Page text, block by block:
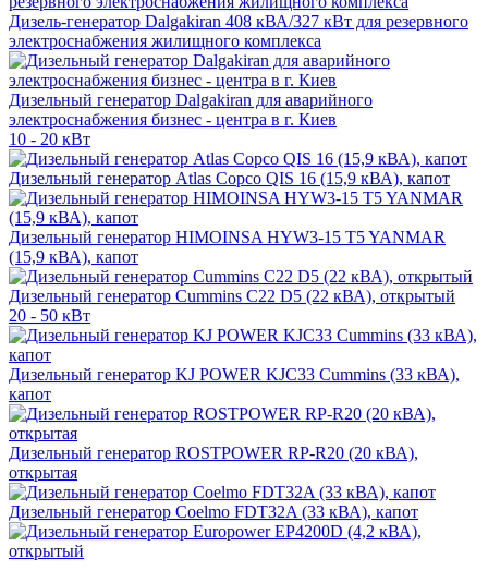
Дизель-генератор Dalgakiran 408 кВА/327 кВт для резервного
электроснабжения жилищного комплекса
Дизельный генератор Dalgakiran для аварийного
электроснабжения бизнес - центра в г. Киев
10 - 20 кВт
Дизельный генератор Atlas Copco QIS 16 (15,9 кВА), капот
Дизельный генератор HIMOINSA HYW3-15 T5 YANMAR
(15,9 кВА), капот
Дизельный генератор Cummins C22 D5 (22 кВА), открытый
20 - 50 кВт
Дизельный генератор KJ POWER KJC33 Cummins (33 кВА),
капот
Дизельный генератор ROSTPOWER RP-R20 (20 кВА),
открытая
Дизельный генератор Coelmo FDT32A (33 кВА), капот